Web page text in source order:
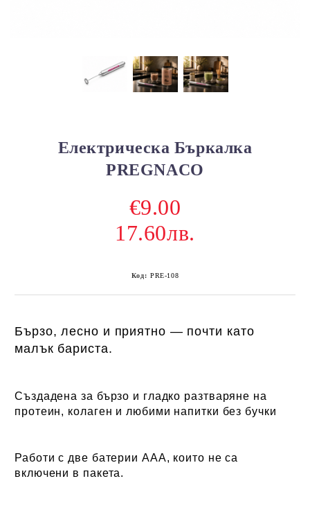
Електрическа Бъркалка
PREGNACO
€9.00
17.60лв.
Код: PRE-108
Бързо, лесно и приятно — почти като
малък бариста.
Създадена за бързо и гладко разтваряне на
протеин, колаген и любими напитки без бучки
Работи с две батерии AAA, които не са
включени в пакета.